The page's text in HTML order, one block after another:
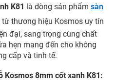
K81 là dòng sản phẩm sàn
thương hiệu Kosmos uy tín
đại, sang trọng cùng chất
hẹn mang đến cho không
cấp và tinh tế.
Kosmos 8mm cốt xanh K81: